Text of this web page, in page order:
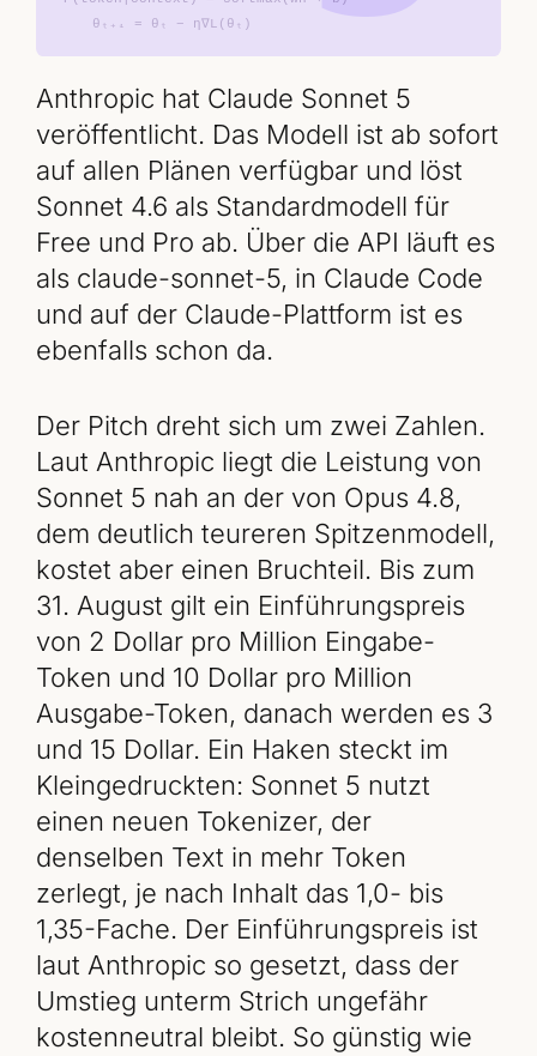
Anthropic hat Claude Sonnet 5
veröffentlicht. Das Modell ist ab sofort
auf allen Plänen verfügbar und löst
Sonnet 4.6 als Standardmodell für
Free und Pro ab. Über die API läuft es
als claude-sonnet-5, in Claude Code
und auf der Claude-Plattform ist es
ebenfalls schon da.
Der Pitch dreht sich um zwei Zahlen.
Laut Anthropic liegt die Leistung von
Sonnet 5 nah an der von Opus 4.8,
dem deutlich teureren Spitzenmodell,
kostet aber einen Bruchteil. Bis zum
31. August gilt ein Einführungspreis
von 2 Dollar pro Million Eingabe-
Token und 10 Dollar pro Million
Ausgabe-Token, danach werden es 3
und 15 Dollar. Ein Haken steckt im
Kleingedruckten: Sonnet 5 nutzt
einen neuen Tokenizer, der
denselben Text in mehr Token
zerlegt, je nach Inhalt das 1,0- bis
1,35-Fache. Der Einführungspreis ist
laut Anthropic so gesetzt, dass der
Umstieg unterm Strich ungefähr
kostenneutral bleibt. So günstig wie